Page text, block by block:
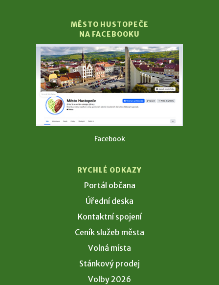
MĚSTO HUSTOPEČE
NA FACEBOOKU
Facebook
RYCHLÉ ODKAZY
Portál občana
Úřední deska
Kontaktní spojení
Ceník služeb města
Volná místa
Stánkový prodej
Volby 2026